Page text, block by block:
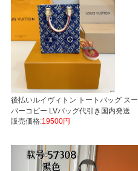
後払いルイヴィトン トートバッグ スー
パーコピー LVバッグ代引き国内発送
販売価格:19500円